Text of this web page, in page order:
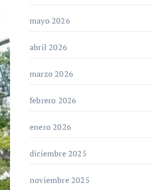
mayo 2026
abril 2026
marzo 2026
febrero 2026
enero 2026
diciembre 2025
noviembre 2025